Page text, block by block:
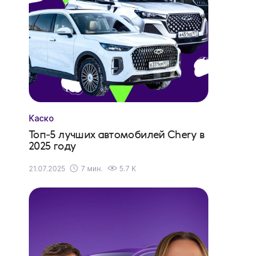
Каско
Топ-5 лучших автомобилей Chery в
2025 году
21.07.2025 7 мин. 5.7 K